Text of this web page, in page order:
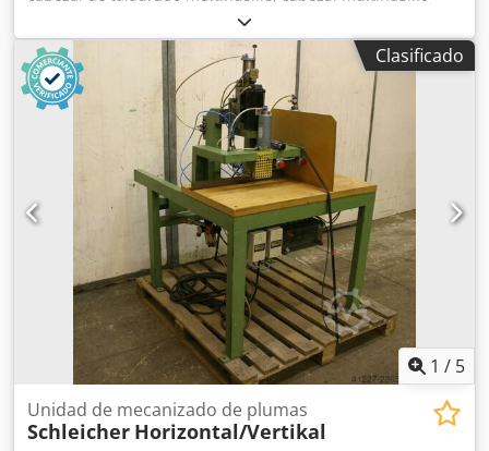
articulado, taladradora de fila, cabezal para taladrar
espigas, taladradora para espigas, transmisión de
taladrado. Codscp Txpspfx Agusrf -Procedente de: una
máquina de taladrar Alberti -Máx.: 18 taladros -
Disposición: -Rotación alternada, derecha/izquierda -
Distancia entre taladros: 50 mm -Distancia entre taladros:
25 mm -Cantidad: 2 cabezales de taladrado disponibles (1
a la izquierda/1 a la derecha) -Precio: por unidad -
Dimensiones: 1090/380/A580 mm -Peso: 210 kg/unidad
Clasificado
1 / 5
Unidad de mecanizado de plumas
Schleicher Horizontal/Vertikal